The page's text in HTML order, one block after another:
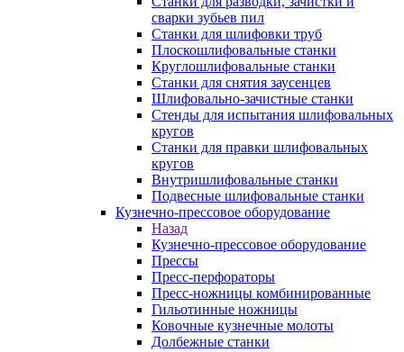
сварки зубьев пил
Станки для шлифовки труб
Плоскошлифовальные станки
Круглошлифовальные станки
Станки для снятия заусенцев
Шлифовально-зачистные станки
Стенды для испытания шлифовальных
кругов
Станки для правки шлифовальных
кругов
Внутришлифовальные станки
Подвесные шлифовальные станки
Кузнечно-прессовое оборудование
Назад
Кузнечно-прессовое оборудование
Прессы
Пресс-перфораторы
Пресс-ножницы комбинированные
Гильотинные ножницы
Ковочные кузнечные молоты
Долбежные станки